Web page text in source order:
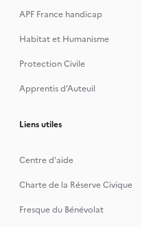
APF France handicap
Habitat et Humanisme
Protection Civile
Apprentis d’Auteuil
Liens utiles
Centre d'aide
Charte de la Réserve Civique
Fresque du Bénévolat